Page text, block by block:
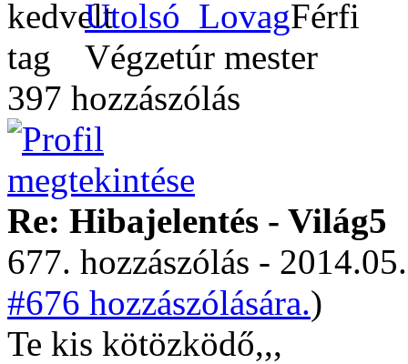
Utolsó_Lovag
Végzetúr mester
397 hozzászólás
Re: Hibajelentés - Világ5
677. hozzászólás -
#676 hozzászólására.)
Te kis kötözködő,,,